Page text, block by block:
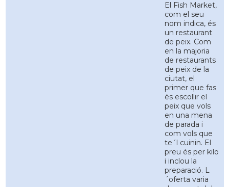
El Fish Market,
com el seu
nom indica, és
un restaurant
de peix. Com
en la majoria
de restaurants
de peix de la
ciutat, el
primer que fas
és escollir el
peix que vols
en una mena
de parada i
com vols que
te´l cuinin. El
preu és per kilo
i inclou la
preparació. L
´oferta varia